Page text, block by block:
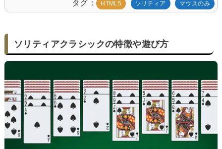
タグ HTML5 ソリティア マウスのみ
ソリティアクラシックの特徴や遊び方